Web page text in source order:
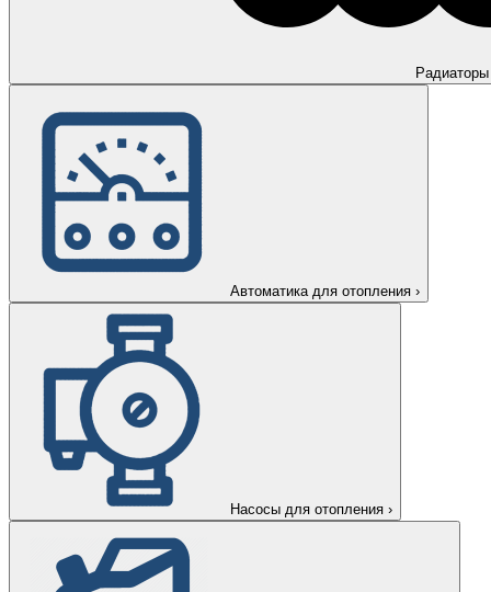
Радиаторы
Автоматика для отопления ›
Насосы для отопления ›